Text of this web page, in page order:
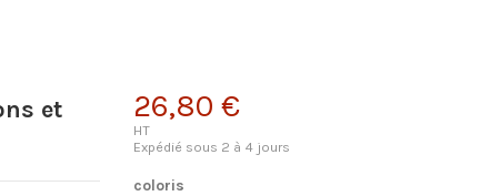
et
26,80 €
HT
Expédié sous 2 à 4 jours
coloris